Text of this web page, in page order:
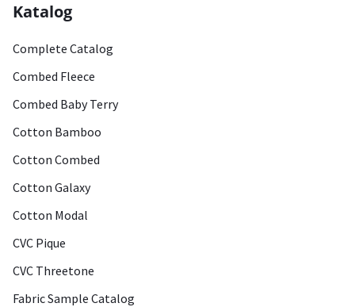
Katalog
Complete Catalog
Combed Fleece
Combed Baby Terry
Cotton Bamboo
Cotton Combed
Cotton Galaxy
Cotton Modal
CVC Pique
CVC Threetone
Fabric Sample Catalog